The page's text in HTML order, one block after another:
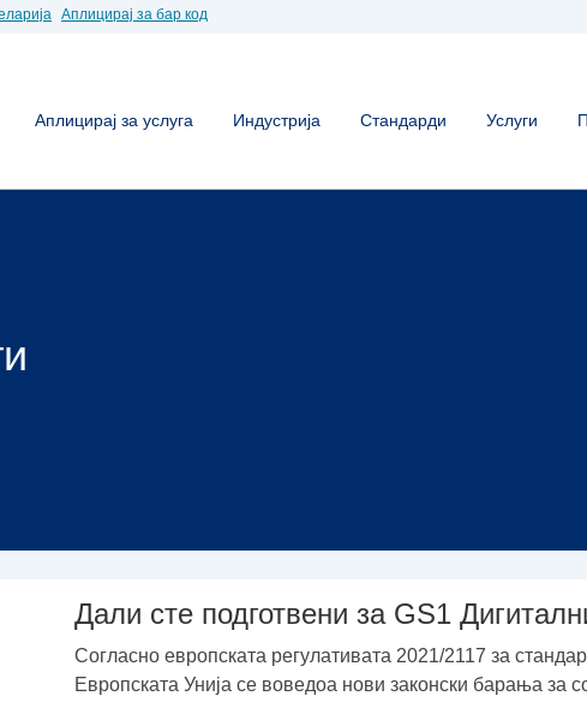
Аплицирај за бар код
Аплицирај за услуга Индустрија Стандарди Услуги
Дали сте подготвени за GS1
Согласно европската регулативата 2021/2117 за
Европската Унија се воведоа нови законски барања за